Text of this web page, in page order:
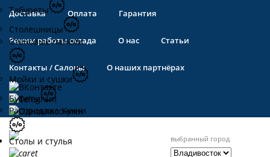
Доставка Оплата Гарантия
Режим работы склада О нас Статьи
Контакты / Салоны О наших партнёрах
выбранный город
Табуреты
Столешницы
Стеновые панели
Мойки и сушки
Буфеты
Распродажа Кухни
Столы и стулья